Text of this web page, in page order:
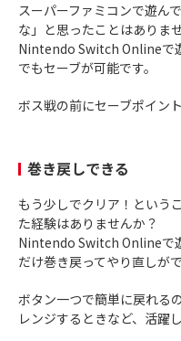
スーパーファミコンで遊ん
な」と思ったことはありま
Nintendo Switch Onlineで
でもセーブが可能です。
ボス戦の前にセーブポイン
巻き戻しできる
もう少しでクリア！という
た経験はありませんか？
Nintendo Switch Onlineで
だけ巻き戻ってやり直しがで
ボタン一つで簡単に戻れる
レンジするときなど、活躍